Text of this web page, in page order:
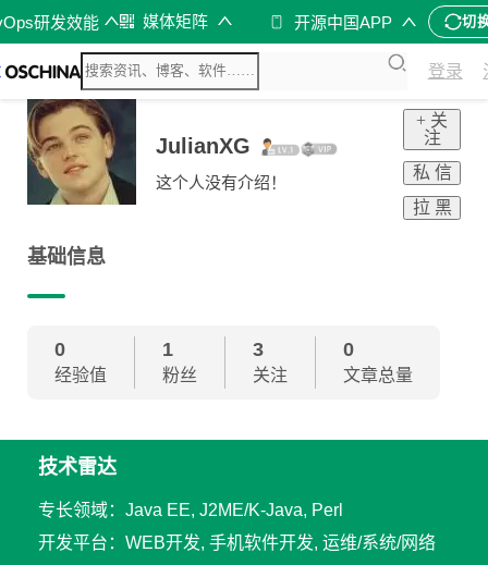
研发效能 媒体矩阵 开源中国APP 切
登录
JulianXG
这个人没有介绍！
+ 关
注
私 信
拉 黑
基础信息
0
经验值
1
粉丝
3
关注
0
文章总量
技术雷达
专长领域：Java EE, J2ME/K-Java, Perl
开发平台：WEB开发, 手机软件开发, 运维/系统/网络